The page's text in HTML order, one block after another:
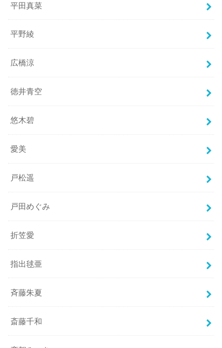
平田真菜
平野綾
広橋涼
徳井青空
悠木碧
愛美
戸松遥
戸田めぐみ
折笠愛
指出毬亜
斉藤朱夏
斎藤千和